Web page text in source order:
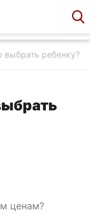
выбрать ребенку?
ценам?